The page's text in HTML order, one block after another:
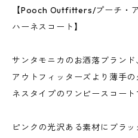
【Pooch Outfitters/プーチ・
ハーネスコート】
サンタモニカのお洒落ブラン
アウトフィッターズより薄手
ネスタイプのワンピースコート
ピンクの光沢ある素材にブラ